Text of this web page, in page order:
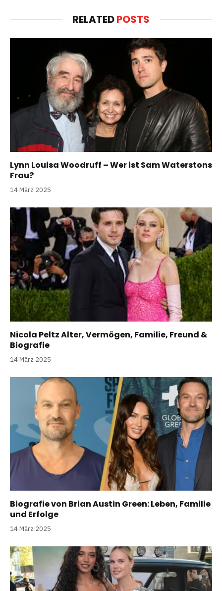
RELATEDPOSTS
Lynn Louisa Woodruff – Wer ist Sam Waterstons
Frau?
14 März 2025
Nicola Peltz Alter, Vermögen, Familie, Freund &
Biografie
14 März 2025
Biografie von Brian Austin Green: Leben, Familie
und Erfolge
14 März 2025